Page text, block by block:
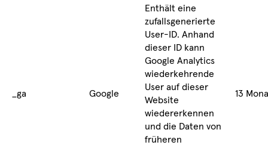
_ga Google
Enthält eine
zufallsgenerierte
User-ID. Anhand
dieser ID kann
Google Analytics
wiederkehrende
User auf dieser
Website
wiedererkennen
und die Daten von
früheren
13